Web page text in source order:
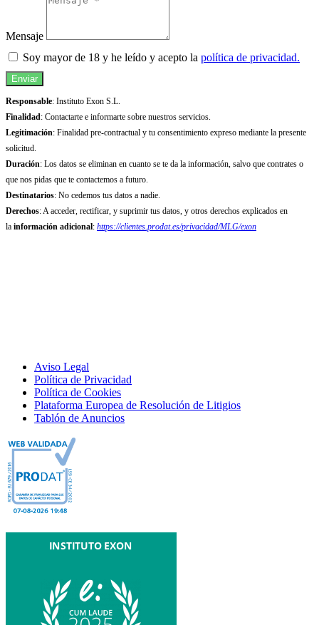
Mensaje
Soy mayor de 18 y he leído y acepto la política de privacidad.
Enviar
Responsable: Instituto Exon S.L.
Finalidad: Contactarte e informarte sobre nuestros servicios.
Legitimación: Finalidad pre-contractual y tu consentimiento expreso mediante la presente
solicitud.
Duración: Los datos se eliminan en cuanto se te da la información, salvo que contrates o
que nos pidas que te contactemos a futuro.
Destinatarios: No cedemos tus datos a nadie.
Derechos: A acceder, rectificar, y suprimir tus datos, y otros derechos explicados en
la información adicional: https://clientes.prodat.es/privacidad/MLG/exon
Aviso Legal
Política de Privacidad
Política de Cookies
Plataforma Europea de Resolución de Litigios
Tablón de Anuncios